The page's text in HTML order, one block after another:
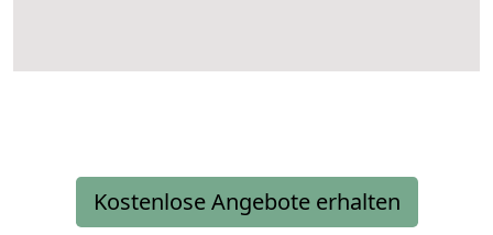
Kostenlose Angebote erhalten